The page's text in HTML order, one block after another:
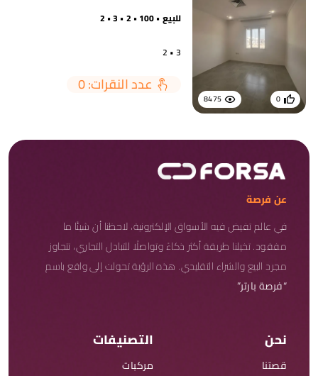
8475 0
للبيع • 100 • 2 • 3 • 2
3 • 2
عدد النقرات: 0
عن فرصة
في عالم تفيض فيه الأسواق الإلكترونية، لاحظنا أن شيئًا ما
مفقود. تخيلنا طريقة أكثر ذكاءً وتواصلًا للتبادل التجاري، تتجاوز
مجرد البيع والشراء التقليدي. هذه الرؤية تحولت إلى واقع باسم
“فرصة بارتر”
نحن
قصتنا
التصنيفات
مركبات